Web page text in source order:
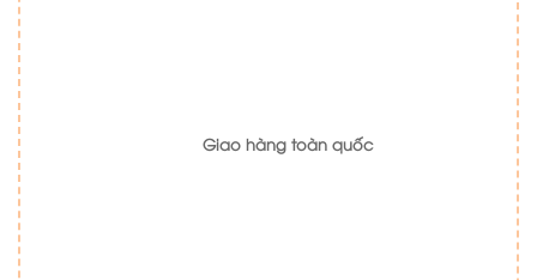
Giao hàng toàn quốc